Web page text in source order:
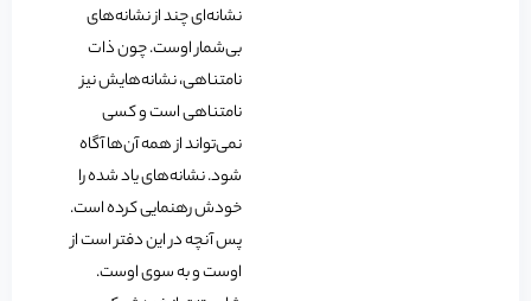
نشانه‌ای چند از نشانه‌های
بی‌شمار اوست. چون ذات
نامتناهی، نشانه‌هایش نیز
نامتناهی است و کسی
نمی‌تواند از همه آن‌ها آگاه
شود. نشانه‌های یاد شده را
خودش رهنمایی کرده است.
پس آنچه در این دفتر است از
اوست و به سوی اوست.